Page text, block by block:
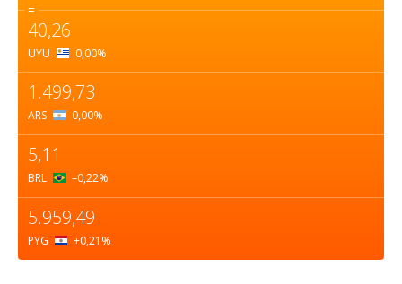
=
40,26
UYU 0,00%
1.499,73
ARS 0,00%
5,11
BRL –0,22%
5.959,49
PYG +0,21 %